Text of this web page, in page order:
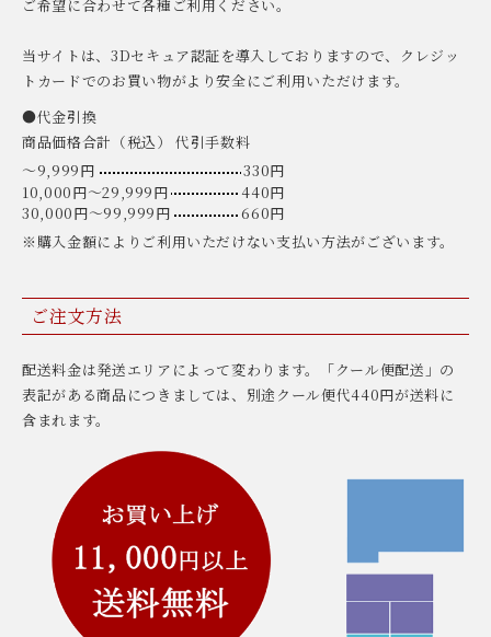
ご希望に合わせて各種ご利用ください。
当サイトは、3Dセキュア認証を導入しておりますので、クレジッ
トカードでのお買い物がより安全にご利用いただけます。
●代金引換
商品価格合計（税込） 代引手数料
〜9,999円
330円
10,000円〜29,999円
440円
30,000円〜99,999円
660円
※購入金額によりご利用いただけない支払い方法がございます。
ご注文方法
配送料金は発送エリアによって変わります。「クール便配送」の
表記がある商品につきましては、別途クール便代440円が送料に
含まれます。